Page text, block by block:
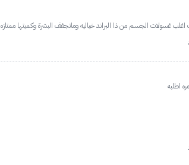
غسولات الجسم من ذا البراند خياليه وماتجفف البشرة وكميتها ممتازه
اطلبه